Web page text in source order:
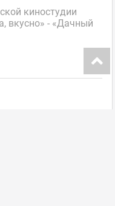
киностудии
вкусно» - «Дачный